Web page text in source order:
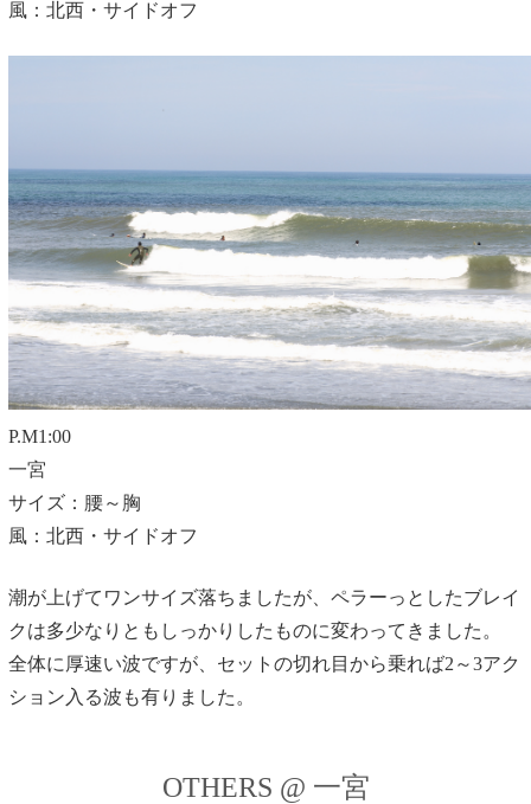
風：北西・サイドオフ
P.M1:00
一宮
サイズ：腰～胸
風：北西・サイドオフ
潮が上げてワンサイズ落ちましたが、ペラーっとしたブレイ
クは多少なりともしっかりしたものに変わってきました。
全体に厚速い波ですが、セットの切れ目から乗れば2～3アク
ション入る波も有りました。
OTHERS @ 一宮